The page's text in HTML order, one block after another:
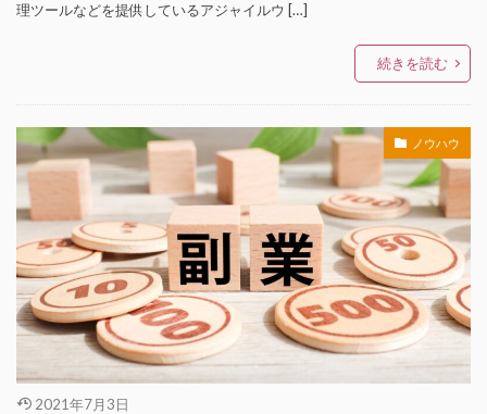
理ツールなどを提供しているアジャイルウ […]
続きを読む
ノウハウ
2021年7月3日